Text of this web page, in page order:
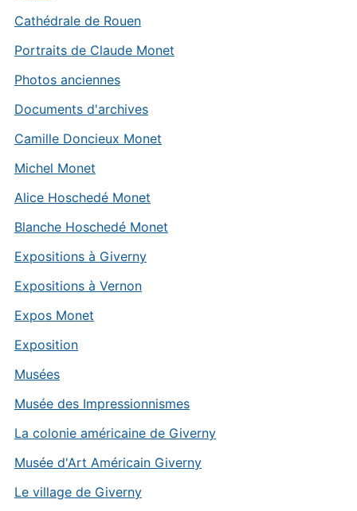
Cathédrale de Rouen
Portraits de Claude Monet
Photos anciennes
Documents d'archives
Camille Doncieux Monet
Michel Monet
Alice Hoschedé Monet
Blanche Hoschedé Monet
Expositions à Giverny
Expositions à Vernon
Expos Monet
Exposition
Musées
Musée des Impressionnismes
La colonie américaine de Giverny
Musée d'Art Américain Giverny
Le village de Giverny